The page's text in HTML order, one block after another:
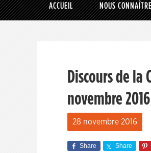
ACCUEIL NOUS
Discours de la
novembre 2016
28 novembre 2016
Share Share